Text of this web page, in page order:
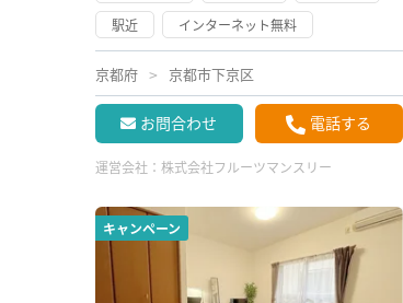
駅近
インターネット無料
京都府 京都市下京区
お問合わせ 電話する
運営会社： 株式会社フルーツマンスリー
キャンペーン